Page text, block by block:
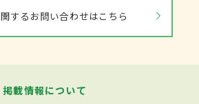
するお問い合わせはこちら
掲載情報について